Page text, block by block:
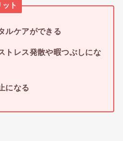
ト
ルケアができる
トレス発散や暇つぶしにな
になる